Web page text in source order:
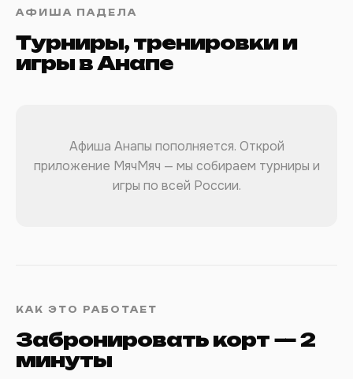
АФИША ПАДЕЛА
Турниры, тренировки и
игры в Анапе
Афиша Анапы пополняется. Открой
приложение МячМяч — мы собираем турниры и
игры по всей России.
КАК ЭТО РАБОТАЕТ
Забронировать корт — 2
минуты